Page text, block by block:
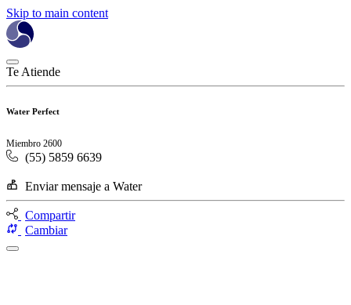
Skip to main content
Te Atiende
Water Perfect
Miembro 2600
(55) 5859 6639
Enviar mensaje a Water
Compartir
Cambiar